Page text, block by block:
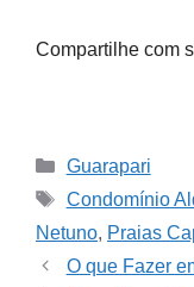
Compartilhe com
Categories
Guarapari
Tags
Condomínio
Netuno, Praias
O que Fazer